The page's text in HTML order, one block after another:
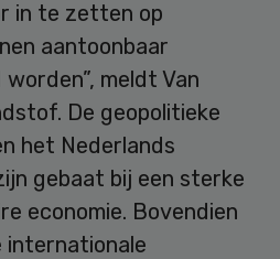
in te zetten op
aantoonbaar
meldt Van
De geopolitieke
het Nederlands
gebaat bij een sterke
economie. Bovendien